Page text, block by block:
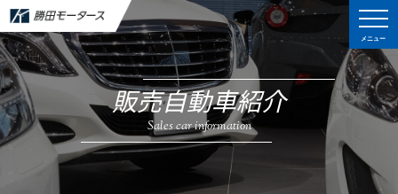
メニュー
販売自動車紹介
Sales car information